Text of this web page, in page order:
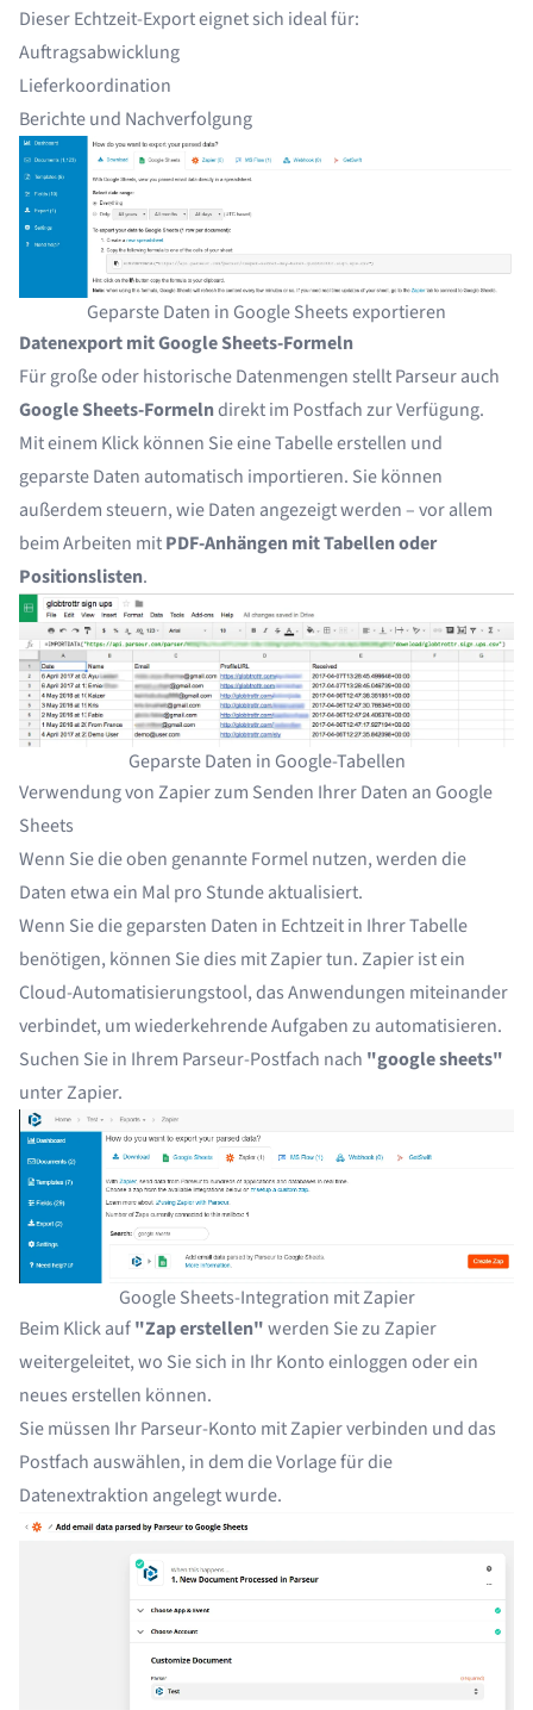
Dieser Echtzeit-Export eignet sich ideal für:
Auftragsabwicklung
Lieferkoordination
Berichte und Nachverfolgung
Geparste Daten in Google Sheets exportieren
Datenexport mit Google Sheets-Formeln
Für große oder historische Datenmengen stellt Parseur auch
Google Sheets-Formelndirekt im Postfach zur Verfügung.
Mit einem Klick können Sie eine Tabelle erstellen und
geparste Daten automatisch importieren. Sie können
außerdem steuern, wie Daten angezeigt werden – vor allem
beim Arbeiten mitPDF-Anhängen mit Tabellen oder
Positionslisten.
Geparste Daten in Google-Tabellen
Verwendung von Zapier zum Senden Ihrer Daten an Google
Sheets
Wenn Sie die oben genannte Formel nutzen, werden die
Daten etwa ein Mal pro Stunde aktualisiert.
Wenn Sie die geparsten Daten in Echtzeit in Ihrer Tabelle
benötigen, können Sie dies mitZapiertun.Zapierist ein
Cloud-Automatisierungstool, das Anwendungen miteinander
verbindet, um wiederkehrende Aufgaben zu automatisieren.
Suchen Sie in Ihrem Parseur-Postfach nach "google sheets"
unter Zapier.
Google Sheets-Integration mit Zapier
Beim Klick auf"Zap erstellen"werden Sie zu Zapier
weitergeleitet, wo Sie sich in Ihr Konto einloggen oder ein
neues erstellen können.
Sie müssen Ihr Parseur-Konto mit Zapier verbinden und das
Postfach auswählen, in dem die Vorlage für die
Datenextraktion angelegt wurde.